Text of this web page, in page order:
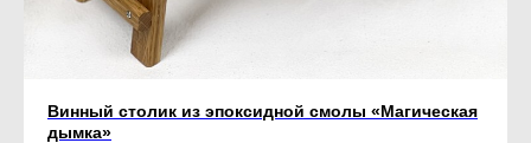
Винный столик из эпоксидной смолы «Магическая
дымка»